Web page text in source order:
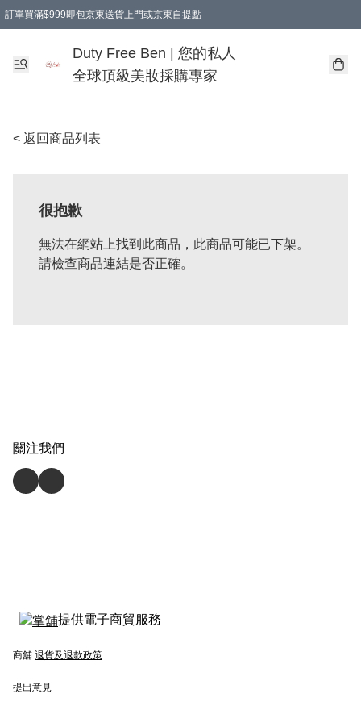
訂單買滿$999即包京東送貨上門或京東自提點
Duty Free Ben | 您的私人
全球頂級美妝採購專家
< 返回商品列表
很抱歉
無法在網站上找到此商品，此商品可能已下架。
請檢查商品連結是否正確。
關注我們
提供電子商貿服務
商舖 退貨及退款政策
提出意見